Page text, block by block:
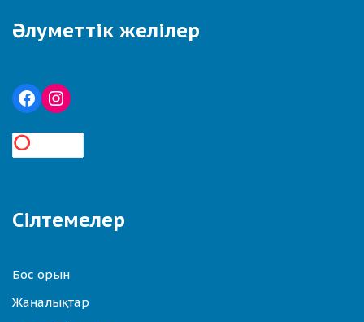
Әлуметтік желілер
Сілтемелер
Бос орын
Жаңалықтар